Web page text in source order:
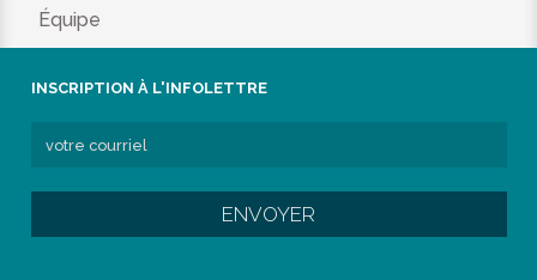
Équipe
INSCRIPTION À L'INFOLETTRE
ENVOYER